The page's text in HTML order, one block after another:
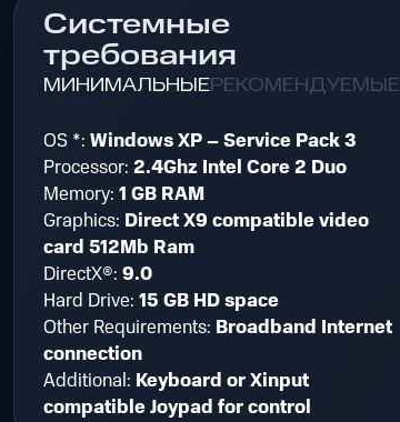
Системные
требования
МИНИМАЛЬНЫЕРЕКОМЕНДУЕМЫЕ
OS *: Windows XP – Service Pack 3
Processor: 2.4Ghz Intel Core 2 Duo
Memory: 1 GB RAM
Graphics: Direct X9 compatible video
card 512Mb Ram
DirectX®: 9.0
Hard Drive: 15 GB HD space
Other Requirements: Broadband Internet
connection
Additional: Keyboard or Xinput
compatible Joypad for control